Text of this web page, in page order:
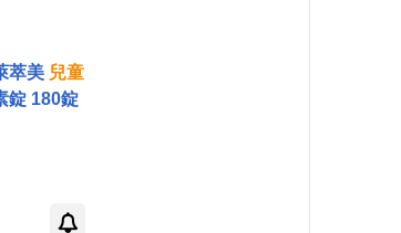
萃美 兒童
錠 180錠